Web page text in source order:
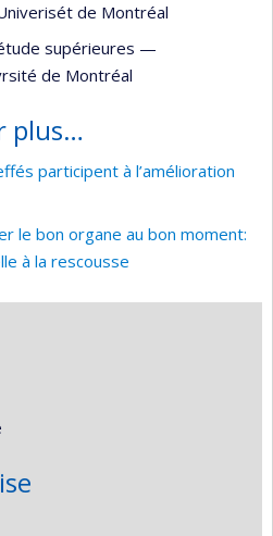
de Montréal
supérieures —
de Montréal
plus…
participent à l’amélioration
le bon organe au bon moment:
à la rescousse